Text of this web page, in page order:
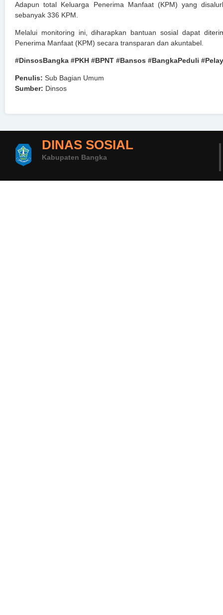
Adapun total Keluarga Penerima Manfaat (KPM) yang
sebanyak 336 KPM.
Melalui monitoring ini, diharapkan bantuan sosial dapat
Penerima Manfaat (KPM) secara transparan dan akuntabel.
#DinsosBangka #PKH #BPNT #Bansos #BangkaPeduli
Penulis: Sub Bagian Umum
Sumber: Dinsos
DINAS SOSIAL
Kabupaten Bangka